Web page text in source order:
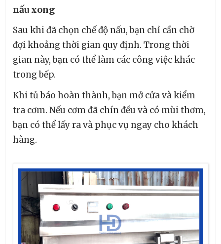
nấu xong
Sau khi đã chọn chế độ nấu, bạn chỉ cần chờ
đợi khoảng thời gian quy định. Trong thời
gian này, bạn có thể làm các công việc khác
trong bếp.
Khi tủ báo hoàn thành, bạn mở cửa và kiểm
tra cơm. Nếu cơm đã chín đều và có mùi thơm,
bạn có thể lấy ra và phục vụ ngay cho khách
hàng.